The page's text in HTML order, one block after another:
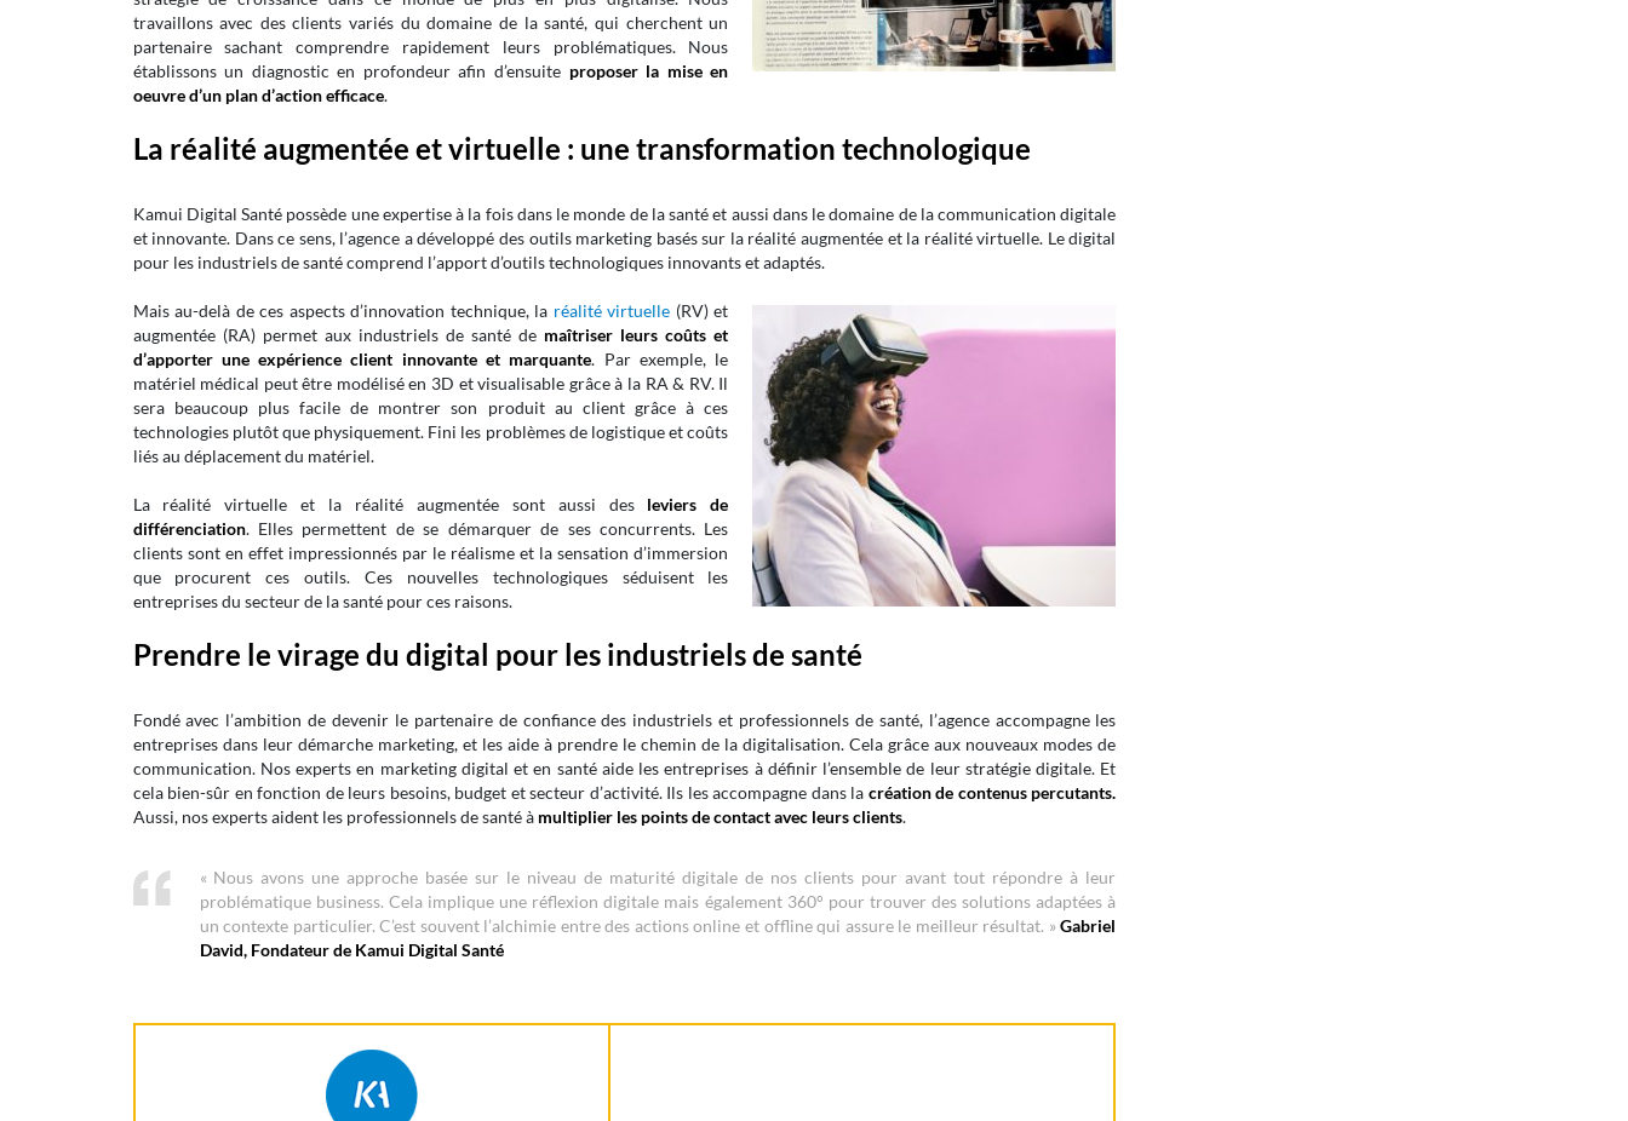
travaillons avec des clients variés du domaine de la santé, qui cherchent un
partenaire sachant comprendre rapidement leurs problématiques. Nous
établissons un diagnostic en profondeur afin d’ensuite proposer la mise en
oeuvre d’un plan d’action efficace.
La réalité augmentée et virtuelle : une transformation technologique
Kamui Digital Santé possède une expertise à la fois dans le monde de la santé et aussi dans le domaine de la communication digitale
et innovante. Dans ce sens, l’agence a développé des outils marketing basés sur la réalité augmentée et la réalité virtuelle. Le digital
pour les industriels de santé comprend l’apport d’outils technologiques innovants et adaptés.
Mais au-delà de ces aspects d’innovation technique, la réalité virtuelle (RV) et
augmentée (RA) permet aux industriels de santé de maîtriser leurs coûts et
d’apporter une expérience client innovante et marquante. Par exemple, le
matériel médical peut être modélisé en 3D et visualisable grâce à la RA & RV. Il
sera beaucoup plus facile de montrer son produit au client grâce à ces
technologies plutôt que physiquement. Fini les problèmes de logistique et coûts
liés au déplacement du matériel.
La réalité virtuelle et la réalité augmentée sont aussi des leviers de
différenciation. Elles permettent de se démarquer de ses concurrents. Les
clients sont en effet impressionnés par le réalisme et la sensation d’immersion
que procurent ces outils. Ces nouvelles technologiques séduisent les
entreprises du secteur de la santé pour ces raisons.
Prendre le virage du digital pour les industriels de santé
Fondé avec l’ambition de devenir le partenaire de confiance des industriels et professionnels de santé, l’agence accompagne les
entreprises dans leur démarche marketing, et les aide à prendre le chemin de la digitalisation. Cela grâce aux nouveaux modes de
communication. Nos experts en marketing digital et en santé aide les entreprises à définir l’ensemble de leur stratégie digitale. Et
cela bien-sûr en fonction de leurs besoins, budget et secteur d’activité. Ils les accompagne dans la création de contenus percutants.
Aussi, nos experts aident les professionnels de santé à multiplier les points de contact avec leurs clients.
« Nous avons une approche basée sur le niveau de maturité digitale de nos clients pour avant tout répondre à leur
problématique business. Cela implique une réflexion digitale mais également 360° pour trouver des solutions adaptées à
un contexte particulier. C’est souvent l’alchimie entre des actions online et offline qui assure le meilleur résultat. »Gabriel
David, Fondateur de Kamui Digital Santé